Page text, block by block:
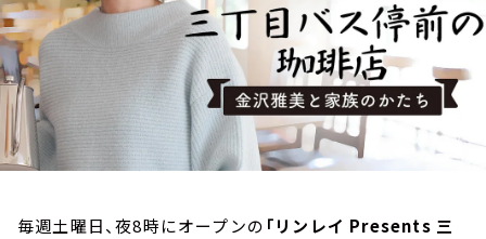
毎週土曜日、夜8時にオープンの 「リンレイ Presents 三